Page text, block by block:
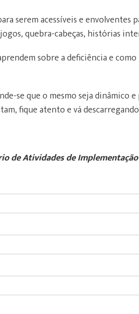
serem acessíveis e envolventes
quebra-cabeças, histórias
sobre a deficiência e
se que o mesmo seja dinâmico e
fique atento e vá
de Atividades de